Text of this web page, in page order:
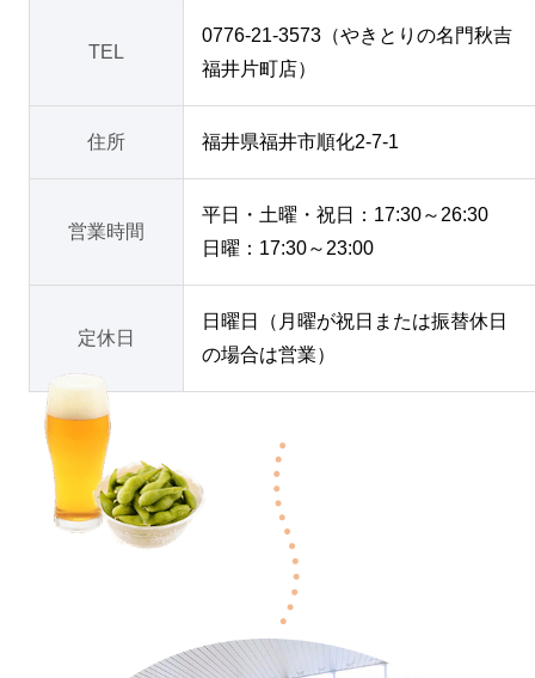
TEL
0776-21-3573（やきとりの名門秋吉
福井片町店）
住所 福井県福井市順化2-7-1
営業時間
平日・土曜・祝日：17:30～26:30
日曜：17:30～23:00
定休日
日曜日（月曜が祝日または振替休日
の場合は営業）